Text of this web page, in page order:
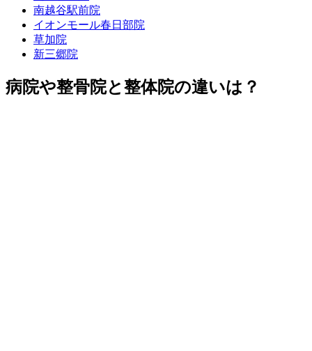
南越谷駅前院
イオンモール春日部院
草加院
新三郷院
病院や整骨院と整体院の違いは？